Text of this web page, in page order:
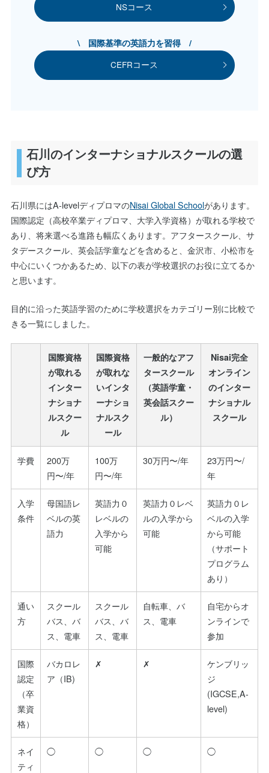
NSコース
\ 国際基準の英語力を習得 /
CEFRコース
石川のインターナショナルスクールの選
び方
石川県にはA-levelディプロマのNisai Global Schoolがあります。
国際認定（高校卒業ディプロマ、大学入学資格）が取れる学校で
あり、将来選べる進路も幅広くあります。アフタースクール、サ
タデースクール、英会話学童などを含めると、金沢市、小松市を
中心にいくつかあるため、以下の表が学校選択のお役に立てるか
と思います。
目的に沿った英語学習のために学校選択をカテゴリー別に比較で
きる一覧にしました。
国際資格
が取れる
インター
ナショナ
ルスクー
ル
国際資格
が取れな
いインタ
ーナショ
ナルスク
ール
一般的なアフ
タースクール
（英語学童・
英会話スクー
ル）
Nisai完全
オンライン
のインター
ナショナル
スクール
学費
200万
円〜/年
100万
円〜/年
30万円〜/年
23万円〜/
年
入学
条件
母国語レ
ベルの英
語力
英語力０
レベルの
入学から
可能
英語力０レベ
ルの入学から
可能
英語力０レ
ベルの入学
から可能
（サポート
プログラム
あり）
通い
方
スクール
バス、バ
ス、電車
スクール
バス、バ
ス、電車
自転車、バ
ス、電車
自宅からオ
ンラインで
参加
国際
認定
（卒
業資
格）
バカロレ
ア（IB)
✗ ✗
ケンブリッ
ジ
(IGCSE,A-
level)
ネイ
ティ
◯ ◯ ◯ ◯